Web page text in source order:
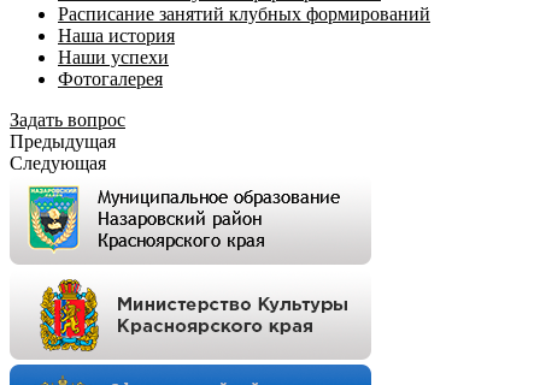
Расписание занятий клубных формирований
Наша история
Наши успехи
Фотогалерея
Задать вопрос
Предыдущая
Следующая